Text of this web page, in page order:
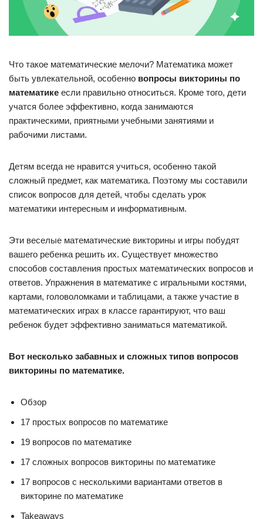
Что такое математические мелочи? Математика может
быть увлекательной, особенно вопросы викторины по
математике если правильно относиться. Кроме того, дети
учатся более эффективно, когда занимаются
практическими, приятными учебными занятиями и
рабочими листами.
Детям всегда не нравится учиться, особенно такой
сложный предмет, как математика. Поэтому мы составили
список вопросов для детей, чтобы сделать урок
математики интересным и информативным.
Эти веселые математические викторины и игры побудят
вашего ребенка решить их. Существует множество
способов составления простых математических вопросов и
ответов. Упражнения в математике с игральными костями,
картами, головоломками и таблицами, а также участие в
математических играх в классе гарантируют, что ваш
ребенок будет эффективно заниматься математикой.
Вот несколько забавных и сложных типов вопросов
викторины по математике.
Обзор
17 простых вопросов по математике
19 вопросов по математике
17 сложных вопросов викторины по математике
17 вопросов с несколькими вариантами ответов в
викторине по математике
Takeaways